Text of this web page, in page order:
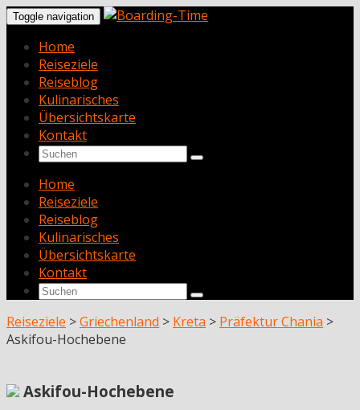
Toggle navigation
Home
Reiseziele
Reiseblog
Kulinarisches
Übersichtskarte
Kontakt
Home
Reiseziele
Reiseblog
Kulinarisches
Übersichtskarte
Kontakt
Reiseziele >Griechenland > Kreta > Präfektur Chania >
Askifou-Hochebene
Askifou-Hochebene